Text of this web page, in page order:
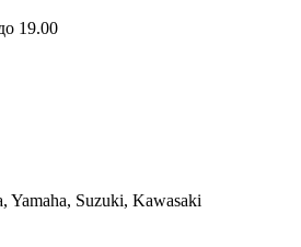
19.00
Suzuki, Kawasaki